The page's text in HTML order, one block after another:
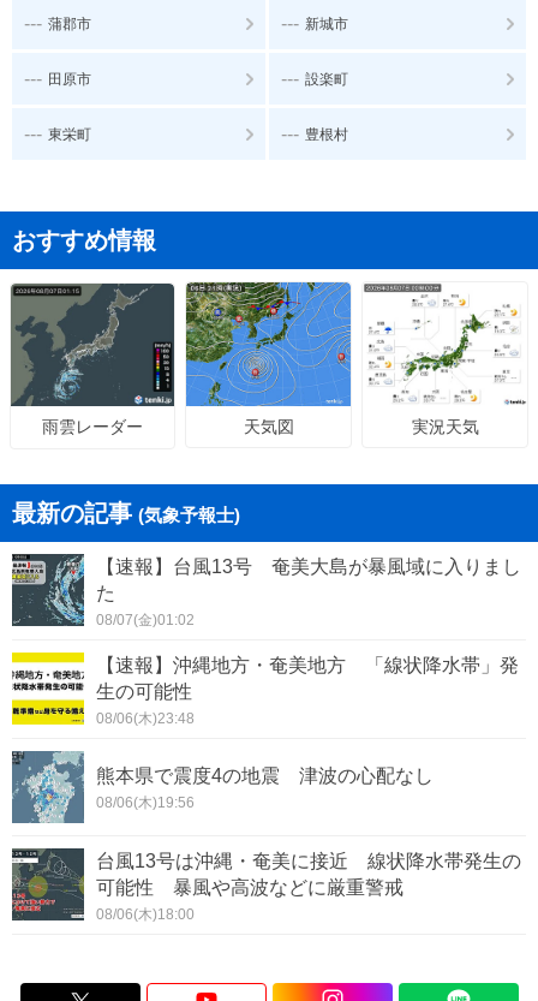
--- 蒲郡市 --- 新城市
--- 田原市 --- 設楽町
--- 東栄町 --- 豊根村
おすすめ情報
雨雲レーダー 天気図 実況天気
最新の記事 (気象予報士)
【速報】台風13号 奄美大島が暴風域に入りまし
た
08/07(金)01:02
【速報】沖縄地方・奄美地方 「線状降水帯」発
生の可能性
08/06(木)23:48
熊本県で震度4の地震 津波の心配なし
08/06(木)19:56
台風13号は沖縄・奄美に接近 線状降水帯発生の
可能性 暴風や高波などに厳重警戒
08/06(木)18:00